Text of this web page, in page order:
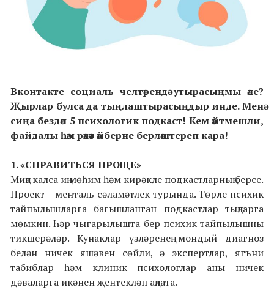
Вконтакте социаль челтәрендә утырасыңмы әле?
Җырлар булса да тыңлаштырасыңдыр инде. Менә
сиңа бездән 5 психологик подкаст! Кем әйтмешли,
файдалы һәм рәхәт әйберне берләштереп кара!
1. «СПРАВИТЬСЯ ПРОЩЕ»
Миңа калса иң мөһим һәм кирәкле подкастларның берсе.
Проект – менталь сәламәтлек турында. Төрле психик
тайпылышларга багышланган подкастлар тыңларга
мөмкин. Һәр чыгарылышта бер психик тайпылышны
тикшерәләр. Кунаклар үзләренең мондый диагноз
белән ничек яшәвен сөйли, ә экспертлар, ягъни
табиблар һәм клиник психологлар аны ничек
дәваларга икәнен җентекләп аңлата.